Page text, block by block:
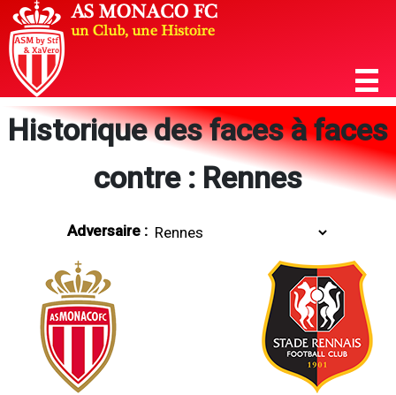
Historique des faces à faces
contre : Rennes
Adversaire :